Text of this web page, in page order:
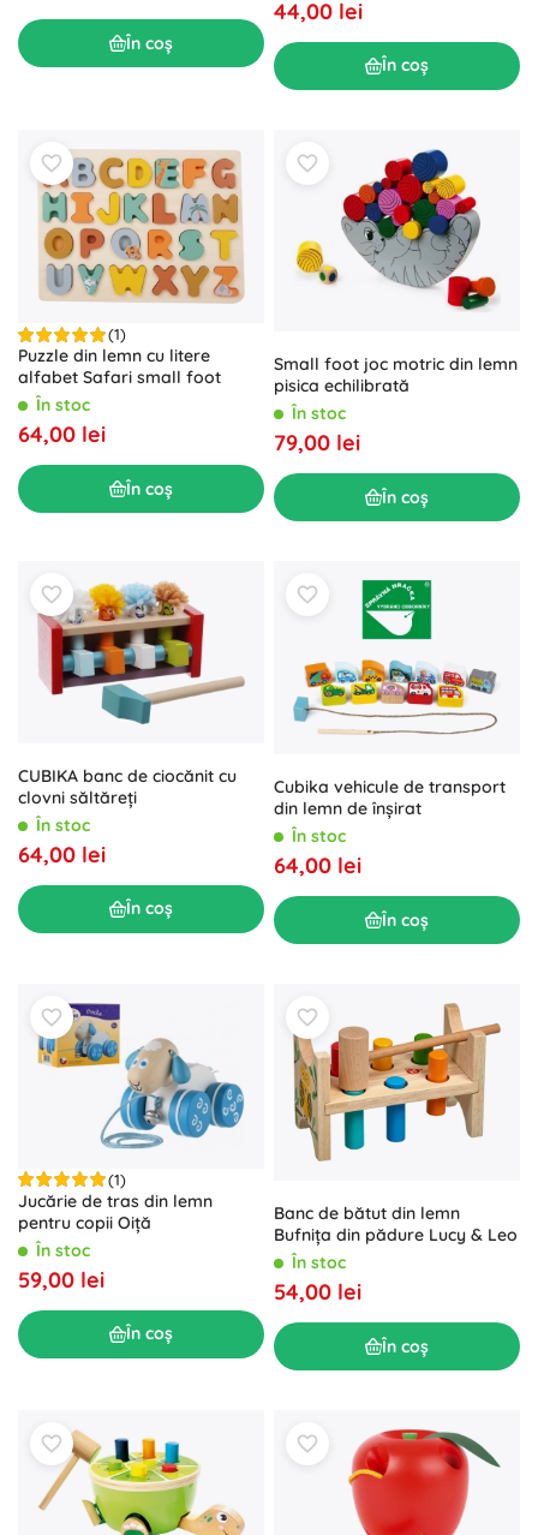
În coș
44,00 lei
În coș
(1)
Puzzle din lemn cu litere
alfabet Safari small foot
În stoc
64,00 lei
În coș
Small foot joc motric din lemn
pisica echilibrată
În stoc
79,00 lei
În coș
CUBIKA banc de ciocănit cu
clovni săltăreți
În stoc
64,00 lei
În coș
Cubika vehicule de transport
din lemn de înșirat
În stoc
64,00 lei
În coș
(1)
Jucărie de tras din lemn
pentru copii Oiță
În stoc
59,00 lei
În coș
Banc de bătut din lemn
Bufnița din pădure Lucy & Leo
În stoc
54,00 lei
În coș